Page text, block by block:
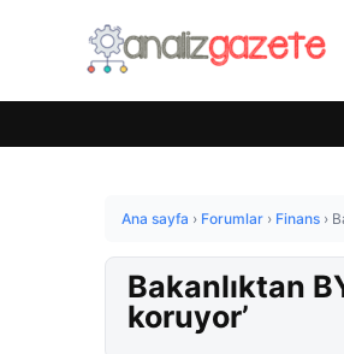
Ana sayfa › Forumlar › Finans ›
Bakanlıktan
koruyor’